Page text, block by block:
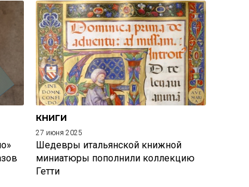
КНИГИ
27 июня 2025
Шедевры итальянской книжной
миниатюры пополнили коллекцию
Гетти